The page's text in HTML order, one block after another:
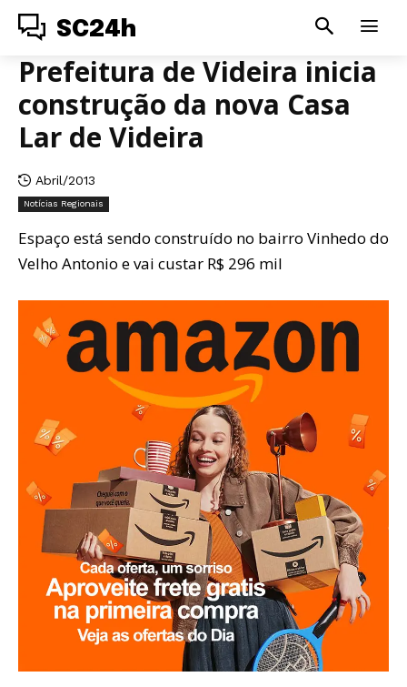
SC24h
Prefeitura de Videira inicia
construção da nova Casa
Lar de Videira
Abril/2013
Notícias Regionais
Espaço está sendo construído no bairro Vinhedo do
Velho Antonio e vai custar R$ 296 mil